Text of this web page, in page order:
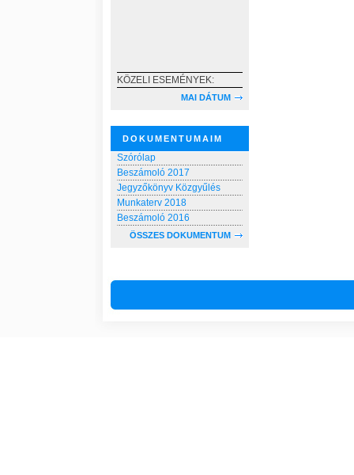
KÖZELI ESEMÉNYEK:
MAI DÁTUM
DOKUMENTUMAIM
Szórólap
Beszámoló 2017
Jegyzőkönyv Közgyűlés
Munkaterv 2018
Beszámoló 2016
ÖSSZES DOKUMENTUM